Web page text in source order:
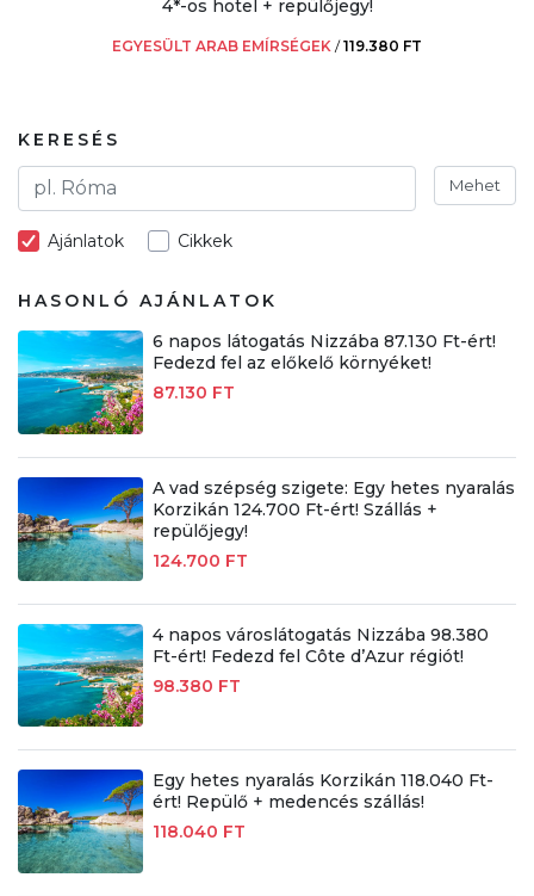
4*-os hotel + repülőjegy!
EGYESÜLT ARAB EMÍRSÉGEK /119.380 FT
KERESÉS
Mehet
Ajánlatok Cikkek
HASONLÓ AJÁNLATOK
6 napos látogatás Nizzába 87.130 Ft-ért!
Fedezd fel az előkelő környéket!
87.130 FT
A vad szépség szigete: Egy hetes nyaralás
Korzikán 124.700 Ft-ért! Szállás +
repülőjegy!
124.700 FT
4 napos városlátogatás Nizzába 98.380
Ft-ért! Fedezd fel Côte d’Azur régiót!
98.380 FT
Egy hetes nyaralás Korzikán 118.040 Ft-
ért! Repülő + medencés szállás!
118.040 FT